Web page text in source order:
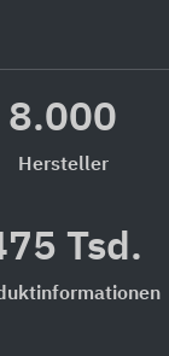
8.000
Hersteller
Tsd.